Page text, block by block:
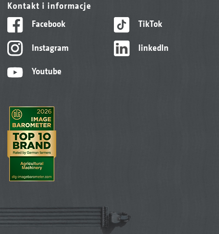
Kontakt i informacje
Facebook
Instagram
Youtube
TikTok
linkedIn